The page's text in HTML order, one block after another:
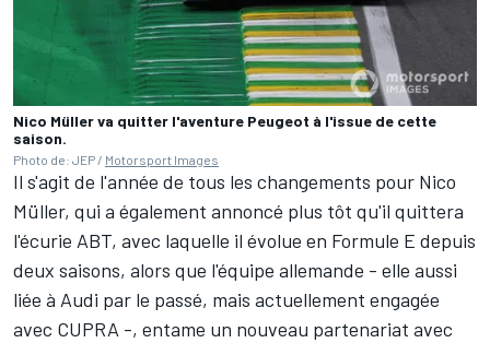
Nico Müller va quitter l'aventure Peugeot à l'issue de cette
saison.
Photo de: JEP / Motorsport Images
Il s'agit de l'année de tous les changements pour Nico
Müller, qui a également annoncé plus tôt qu'il quittera
l'écurie ABT, avec laquelle il évolue en Formule E depuis
deux saisons, alors que l'équipe allemande - elle aussi
liée à Audi par le passé, mais actuellement engagée
avec CUPRA -, entame un nouveau partenariat avec